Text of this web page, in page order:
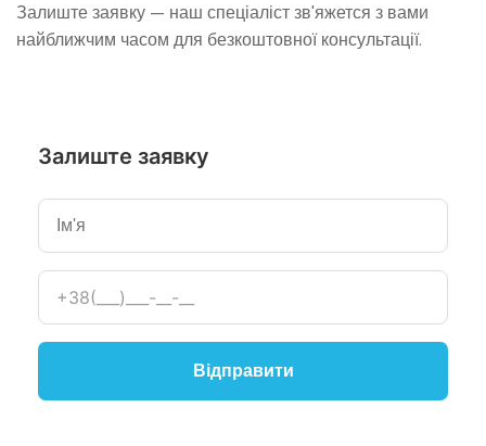
Залиште заявку — наш спеціаліст зв'яжется з вами
найближчим часом для безкоштовної консультації.
Залиште заявку
Відправити